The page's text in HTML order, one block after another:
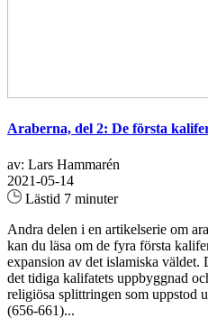
Araberna, del 2: De första
av: Lars Hammarén
2021-05-14
Lästid 7 minuter
Andra delen i en artikelserie om
kan du läsa om de fyra första
expansion av det islamiska väldet.
det tidiga kalifatets uppbyggnad
religiösa splittringen som uppstod
(656-661)...